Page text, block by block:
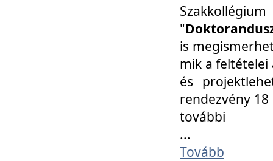
"
is
mik a feltételei
és
rendezvény
további
...
Tovább